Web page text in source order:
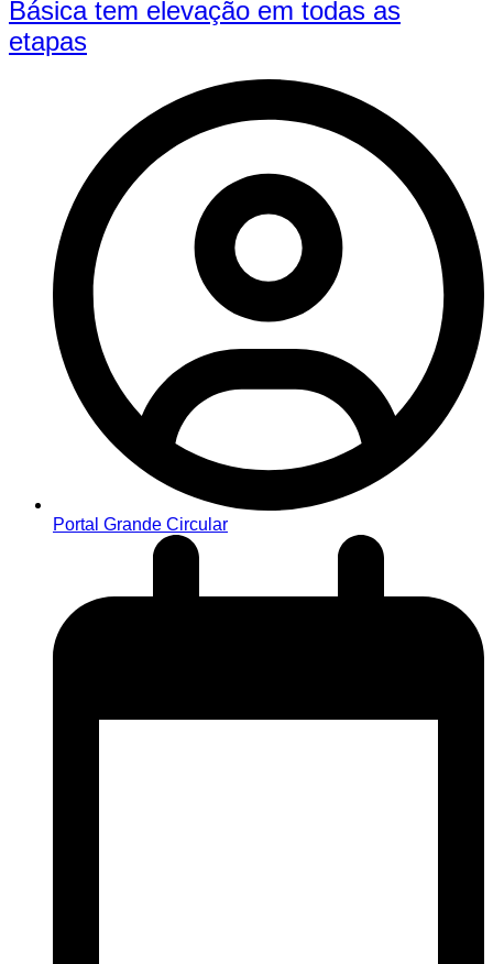
Básica tem elevação em todas as
etapas
Portal Grande Circular